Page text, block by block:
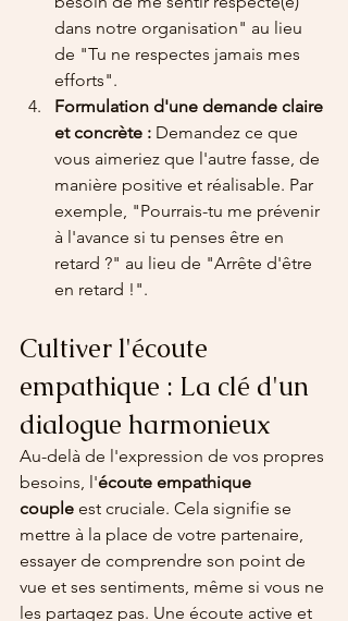
dans notre organisation" au lieu
de "Tu ne respectes jamais mes
efforts".
Formulation d'une demande claire
et concrète : Demandez ce que
vous aimeriez que l'autre fasse, de
manière positive et réalisable. Par
exemple, "Pourrais-tu me prévenir
à l'avance si tu penses être en
retard ?" au lieu de "Arrête d'être
en retard !".
Cultiver l'écoute
empathique : La clé d'un
dialogue harmonieux
Au-delà de l'expression de vos propres
besoins, l'écoute empathique
couple est cruciale. Cela signifie se
mettre à la place de votre partenaire,
essayer de comprendre son point de
vue et ses sentiments, même si vous ne
les partagez pas. Une écoute active et